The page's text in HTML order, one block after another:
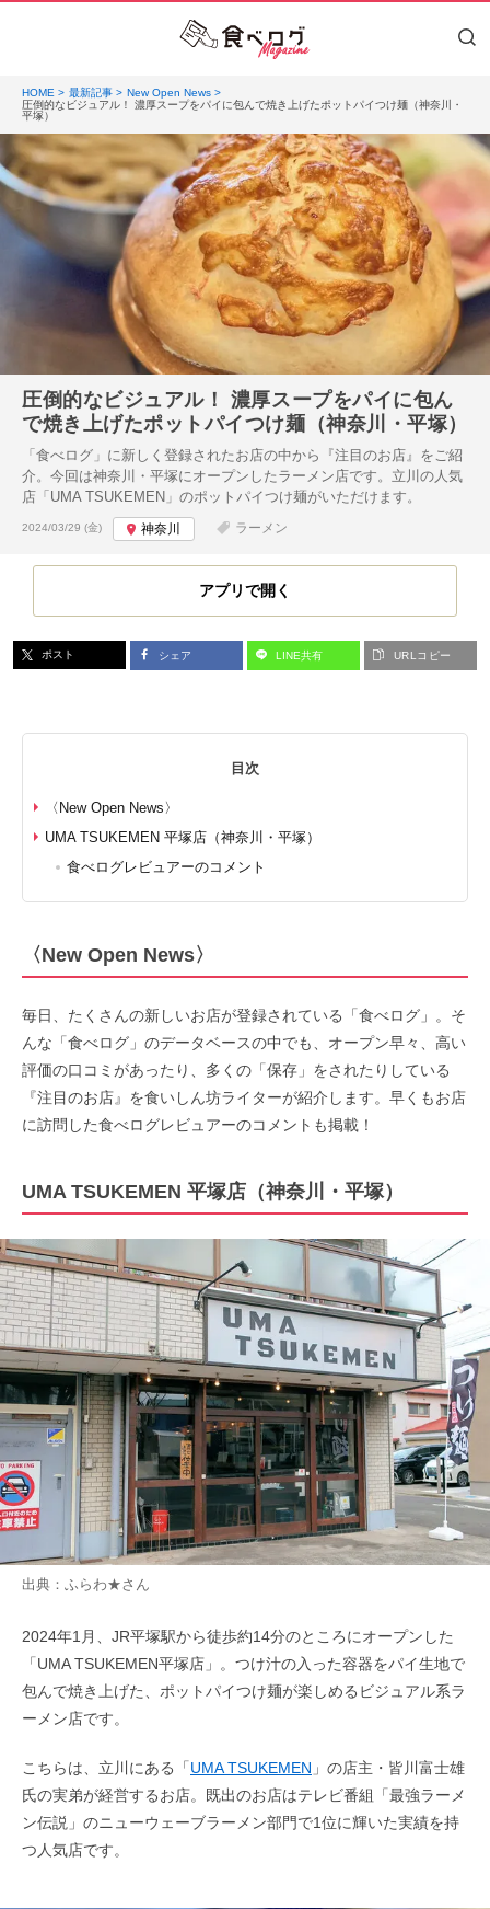
HOME 最新記事
New Open News
圧倒的なビジュアル！ 濃厚スープをパイに包んで焼き上げたポットパイつけ麺（神奈川・
平塚）
圧倒的なビジュアル！ 濃厚スープをパイに包ん
で焼き上げたポットパイつけ麺（神奈川・平塚）
「食べログ」に新しく登録されたお店の中から『注目のお店』をご紹
介。今回は神奈川・平塚にオープンしたラーメン店です。立川の人気
店「UMA TSUKEMEN」のポットパイつけ麺がいただけます。
投稿日:
2024/03/29 (金) 神奈川 ラーメン
アプリで開く
ポスト シェア LINE共有 URLコピー
目次
〈New Open News〉
UMA TSUKEMEN 平塚店（神奈川・平塚）
食べログレビュアーのコメント
〈New Open News〉
毎日、たくさんの新しいお店が登録されている「食べログ」。そ
んな「食べログ」のデータベースの中でも、オープン早々、高い
評価の口コミがあったり、多くの「保存」をされたりしている
『注目のお店』を食いしん坊ライターが紹介します。早くもお店
に訪問した食べログレビュアーのコメントも掲載！
UMA TSUKEMEN 平塚店（神奈川・平塚）
出典： ふらわ★さん
2024年1月、JR平塚駅から徒歩約14分のところにオープンした
「UMA TSUKEMEN平塚店」。つけ汁の入った容器をパイ生地で
包んで焼き上げた、ポットパイつけ麺が楽しめるビジュアル系ラ
ーメン店です。
こちらは、立川にある「UMA TSUKEMEN 」の店主・皆川富士雄
氏の実弟が経営するお店。既出のお店はテレビ番組「最強ラーメ
ン伝説」のニューウェーブラーメン部門で1位に輝いた実績を持
つ人気店です。